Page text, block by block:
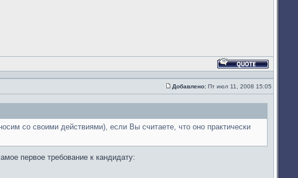
Ответить
с
цитатой
Сообщение
Добавлено: Пт июл 11, 2008 15:05
со своими действиями), если Вы считаете, что оно практически
первое требование к кандидату: